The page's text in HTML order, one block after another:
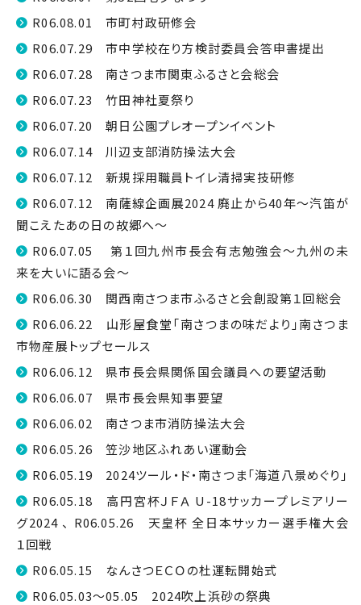
R06.08.01 市町村政研修会
R06.07.29 市中学校在り方検討委員会答申書提出
R06.07.28 南さつま市関東ふるさと会総会
R06.07.23 竹田神社夏祭り
R06.07.20 朝日公園プレオープンイベント
R06.07.14 川辺支部消防操法大会
R06.07.12 新規採用職員トイレ清掃実技研修
R06.07.12 南薩線企画展2024 廃止から40年～汽笛が
聞こえたあの日の故郷へ～
R06.07.05 第１回九州市長会有志勉強会～九州の未
来を大いに語る会～
R06.06.30 関西南さつま市ふるさと会創設第１回総会
R06.06.22 山形屋食堂「南さつまの味だより」南さつま
市物産展トップセールス
R06.06.12 県市長会県関係国会議員への要望活動
R06.06.07 県市長会県知事要望
R06.06.02 南さつま市消防操法大会
R06.05.26 笠沙地区ふれあい運動会
R06.05.19 2024ツール・ド・南さつま「海道八景めぐり」
R06.05.18 高円宮杯ＪＦＡ U-18サッカープレミアリー
グ2024 、 R06.05.26 天皇杯 全日本サッカー選手権大会
１回戦
R06.05.15 なんさつＥＣＯの杜運転開始式
R06.05.03～05.05 2024吹上浜砂の祭典